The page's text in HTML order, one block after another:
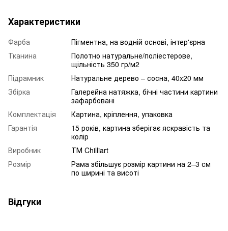
Характеристики
Фарба
Пігментна, на водній основі, інтер'єрна
Тканина
Полотно натуральне/поліестерове,
щільність 350 гр/м2
Підрамник
Натуральне дерево – сосна, 40x20 мм
Збірка
Галерейна натяжка, бічні частини картини
зафарбовані
Комплектація
Картина, кріплення, упаковка
Гарантія
15 років, картина зберігає яскравість та
колір
Виробник
ТМ Chilliart
Розмір
Рама збільшує розмір картини на 2–3 см
по ширині та висоті
Відгуки